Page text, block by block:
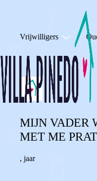
Vrijwilligers
MIJN VADER
MET ME
, jaar